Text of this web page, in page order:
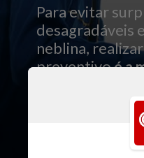
Para evitar
desagradáveis
neblina,
preventivoé a
funcionamento